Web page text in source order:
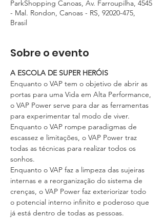
ParkShopping Canoas, Av. Farroupilha, 4545
- Mal. Rondon, Canoas - RS, 92020-475,
Brasil
Sobre o evento
A ESCOLA DE SUPER HERÓIS
Enquanto o VAP tem o objetivo de abrir as
portas para uma Vida em Alta Performance,
o VAP Power serve para dar as ferramentas
para experimentar tal modo de viver.
Enquanto o VAP rompe paradigmas de
escassez e limitações, o VAP Power traz
todas as técnicas para realizar todos os
sonhos.
Enquanto o VAP faz a limpeza das sujeiras
internas e a reorganização do sistema de
crenças, o VAP Power faz exteriorizar todo
o potencial interno infinito e poderoso que
já está dentro de todas as pessoas.